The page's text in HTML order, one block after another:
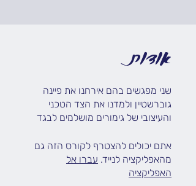
אודות
שני מפגשים בהם אירחנו את פיינה
גוברשטיין ולמדנו את הצד הטכני
והעיצובי של גימורים מושלמים לבגד
אתם יכולים להצטרף לקורס הזה גם
מהאפליקציה לנייד. עברו אל
האפליקציה